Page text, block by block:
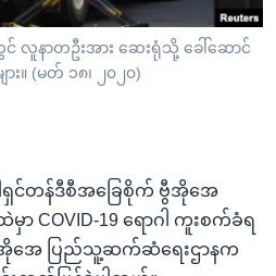
နာတဦးအား ဆေးရုံသို့ ခေါ်ဆောင်
း။ (မတ် ၁၈၊ ၂၀၂၀)
ရှင်တန်ဒီစီအခြေစိုက် ဗွီအိုအေ
COVID-19 ရောဂါ ကူးစက်ခံရ
အိုအေ ပြည်သူ့ဆက်ဆံရေးဌာနက